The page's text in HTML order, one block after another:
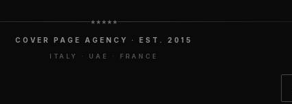
COVER PAGE AGENCY · EST. 2015
ITALY · UAE · FRANCE